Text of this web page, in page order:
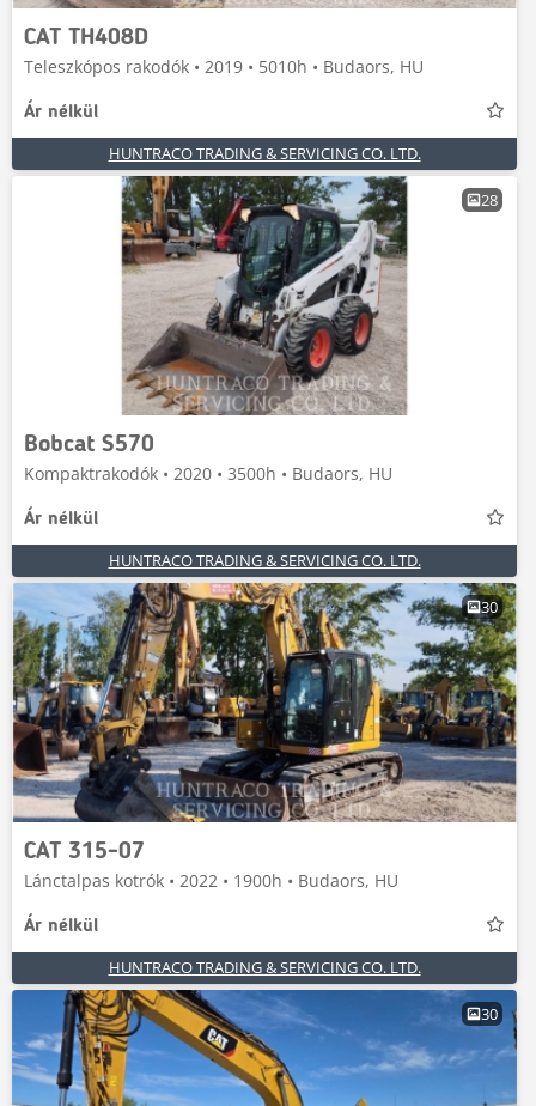
CAT TH408D
Teleszkópos rakodók • 2019 • 5010h • Budaors, HU
Ár nélkül
HUNTRACO TRADING & SERVICING CO. LTD.
28
Bobcat S570
Kompaktrakodók • 2020 • 3500h • Budaors, HU
Ár nélkül
HUNTRACO TRADING & SERVICING CO. LTD.
30
CAT 315-07
Lánctalpas kotrók • 2022 • 1900h • Budaors, HU
Ár nélkül
HUNTRACO TRADING & SERVICING CO. LTD.
30